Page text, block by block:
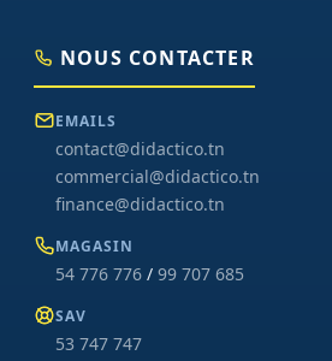
NOUS CONTACTER
EMAILS
contact@didactico.tn
commercial@didactico.tn
finance@didactico.tn
MAGASIN
54 776 776 / 99 707 685
SAV
53 747 747